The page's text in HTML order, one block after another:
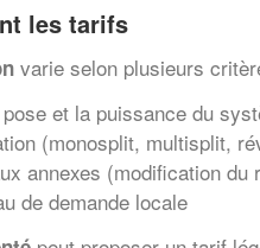
les tarifs
varie selon plusieurs
et la puissance du
(monosplit, multisplit,
annexes (modification
de demande locale